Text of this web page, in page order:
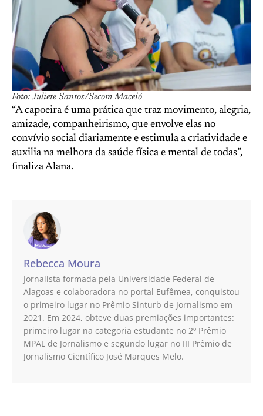
Foto: Juliete Santos/Secom Maceió
“A capoeira é uma prática que traz movimento, alegria,
amizade, companheirismo, que envolve elas no
convívio social diariamente e estimula a criatividade e
auxilia na melhora da saúde física e mental de todas”,
finaliza Alana.
Rebecca Moura
Jornalista formada pela Universidade Federal de
Alagoas e colaboradora no portal Eufêmea, conquistou
o primeiro lugar no Prêmio Sinturb de Jornalismo em
2021. Em 2024, obteve duas premiações importantes:
primeiro lugar na categoria estudante no 2º Prêmio
MPAL de Jornalismo e segundo lugar no III Prêmio de
Jornalismo Científico José Marques Melo.